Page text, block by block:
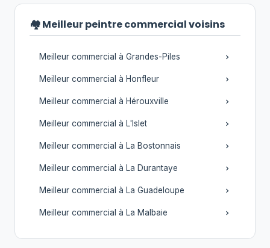
🏘️ Meilleur peintre commercial voisins
Meilleur commercial à Grandes-Piles
Meilleur commercial à Honfleur
Meilleur commercial à Hérouxville
Meilleur commercial à L'Islet
Meilleur commercial à La Bostonnais
Meilleur commercial à La Durantaye
Meilleur commercial à La Guadeloupe
Meilleur commercial à La Malbaie